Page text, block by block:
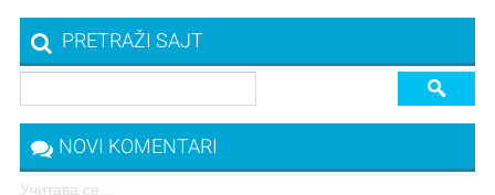
PRETRAŽI SAJT
NOVI KOMENTARI
Учитава се...